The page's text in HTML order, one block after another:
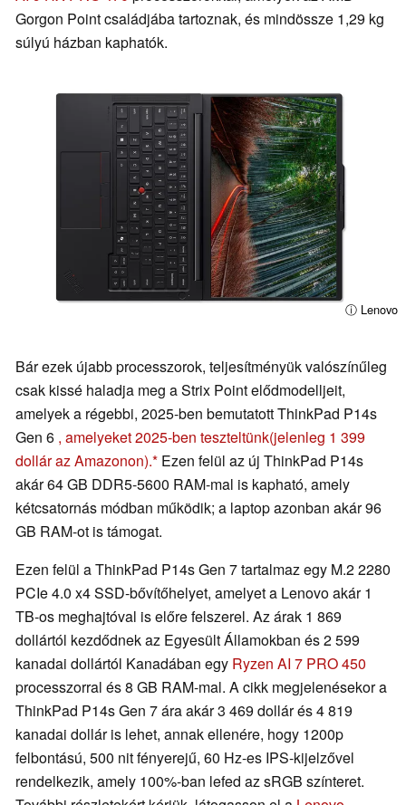
Gorgon Point családjába tartoznak, és mindössze 1,29 kg
súlyú házban kaphatók.
ⓘ Lenovo
Bár ezek újabb processzorok, teljesítményük valószínűleg
csak kissé haladja meg a Strix Point elődmodelljeit,
amelyek a régebbi, 2025-ben bemutatott ThinkPad P14s
Gen 6 , amelyeket 2025-ben teszteltünk(jelenleg 1 399
dollár az Amazonon). Ezen felül az új ThinkPad P14s
akár 64 GB DDR5-5600 RAM-mal is kapható, amely
kétcsatornás módban működik; a laptop azonban akár 96
GB RAM-ot is támogat.
Ezen felül a ThinkPad P14s Gen 7 tartalmaz egy M.2 2280
PCIe 4.0 x4 SSD-bővítőhelyet, amelyet a Lenovo akár 1
TB-os meghajtóval is előre felszerel. Az árak 1 869
dollártól kezdődnek az Egyesült Államokban és 2 599
kanadai dollártól Kanadában egy Ryzen AI 7 PRO 450
processzorral és 8 GB RAM-mal. A cikk megjelenésekor a
ThinkPad P14s Gen 7 ára akár 3 469 dollár és 4 819
kanadai dollár is lehet, annak ellenére, hogy 1200p
felbontású, 500 nit fényerejű, 60 Hz-es IPS-kijelzővel
rendelkezik, amely 100%-ban lefed az sRGB színteret.